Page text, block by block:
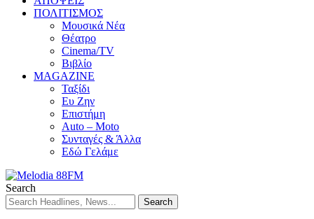
ΠΟΛΙΤΙΣΜΟΣ
Μουσικά Νέα
Θέατρο
Cinema/TV
Βιβλίο
MAGAZINE
Ταξίδι
Ευ Ζην
Επιστήμη
Auto – Moto
Συνταγές & Άλλα
Εδώ Γελάμε
Search